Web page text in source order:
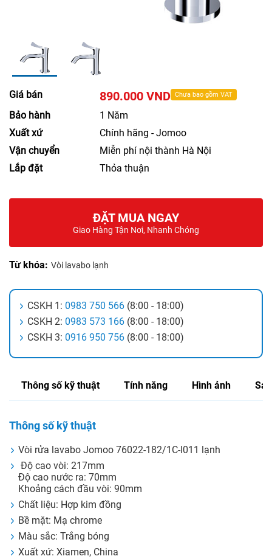
Giá bán 890.000 VND Chưa bao gồm VAT
Bảo hành
1 Năm
Xuất xứ
Chính hãng - Jomoo
Vận chuyển
Miễn phí nội thành Hà Nội
Lắp đặt
Thỏa thuận
ĐẶT MUA NGAY
Giao Hàng Tận Nơi, Nhanh Chóng
Từ khóa: Vòi lavabo lạnh
CSKH 1: 0983 750 566 (8:00 - 18:00)
CSKH 2: 0983 573 166 (8:00 - 18:00)
CSKH 3: 0916 950 756 (8:00 - 18:00)
Thông số kỹ thuật Tính năng Hình ảnh
Thông số kỹ thuật
Vòi rửa lavabo Jomoo 76022-182/1C-I011 lạnh
Độ cao vòi: 217mm
Độ cao nước ra: 70mm
Khoảng cách đầu vòi: 90mm
Chất liệu: Hợp kim đồng
Bề mặt: Mạ chrome
Màu sắc: Trắng bóng
Xuất xứ: Xiamen, China